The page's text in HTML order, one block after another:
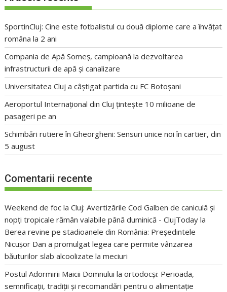
SportinCluj: Cine este fotbalistul cu două diplome care a învățat
româna la 2 ani
Compania de Apă Someș, campioană la dezvoltarea
infrastructurii de apă și canalizare
Universitatea Cluj a câștigat partida cu FC Botoșani
Aeroportul Internațional din Cluj țintește 10 milioane de
pasageri pe an
Schimbări rutiere în Gheorgheni: Sensuri unice noi în cartier, din
5 august
Comentarii recente
Weekend de foc la Cluj: Avertizările Cod Galben de caniculă și
nopți tropicale rămân valabile până duminică - ClujToday la
Berea revine pe stadioanele din România: Președintele
Nicușor Dan a promulgat legea care permite vânzarea
băuturilor slab alcoolizate la meciuri
Postul Adormirii Maicii Domnului la ortodocși: Perioada,
semnificații, tradiții și recomandări pentru o alimentație